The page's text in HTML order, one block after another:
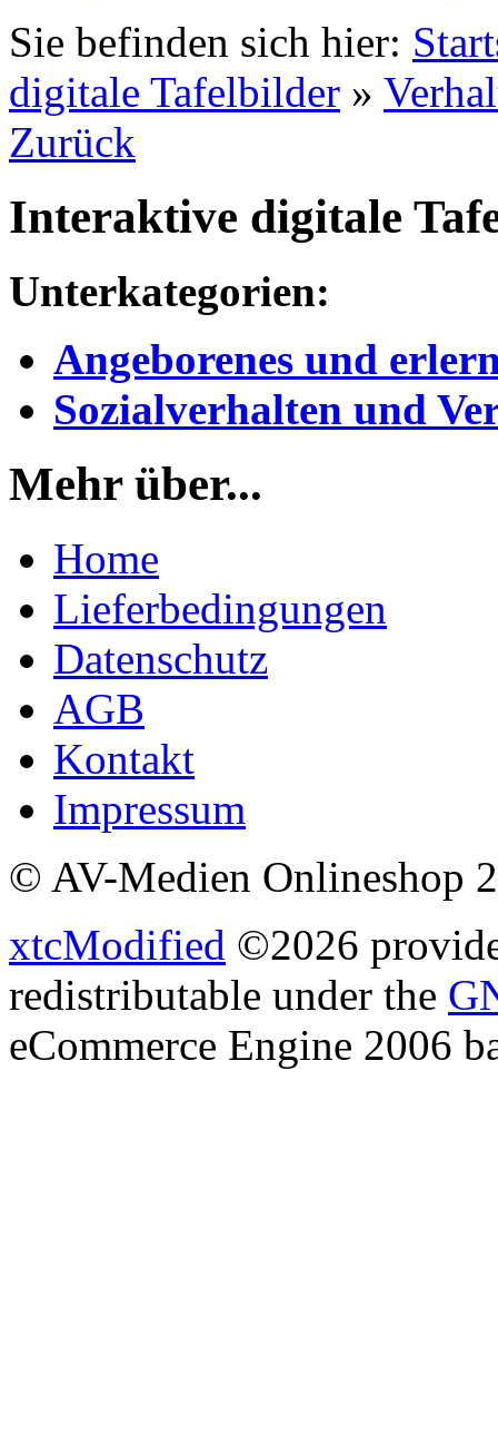
Sie befinden sich hier:
digitale Tafelbilder »
Zurück
Interaktive digitale
Unterkategorien:
Angeborenes und
Sozialverhalten und
Mehr über...
Home
Lieferbedingungen
Datenschutz
AGB
Kontakt
Impressum
© AV-Medien Onlineshop
xtcModified ©2026
redistributable under the
eCommerce Engine 2006